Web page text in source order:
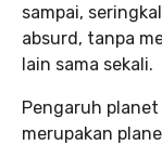
sampai,
absurd, tanpa
lain sama sekali.
Pengaruh
merupakan